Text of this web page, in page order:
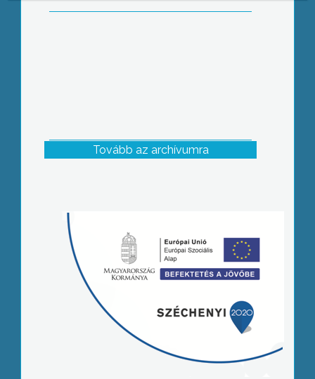
Tovább az archívumra